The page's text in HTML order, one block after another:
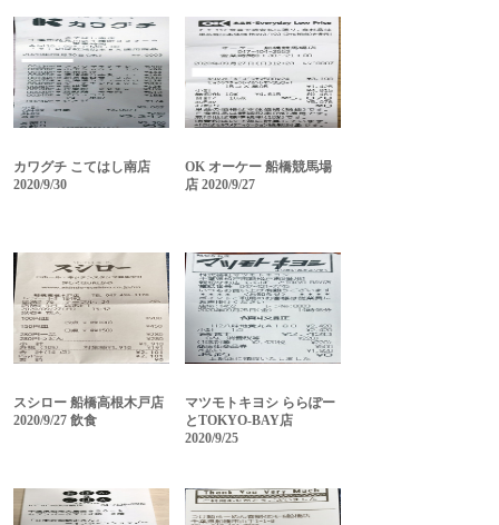
カワグチ こてはし南店
2020/9/30
OK オーケー 船橋競馬場
店 2020/9/27
スシロー 船橋高根木戸店
2020/9/27 飲食
マツモトキヨシ ららぽー
とTOKYO-BAY店
2020/9/25